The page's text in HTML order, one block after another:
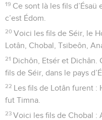
19 Ce sont là les fils d’Ésaü
c’est Édom.
20 Voici les fils de Séir, le
Lotân, Chobal, Tsibeôn,
21 Dichôn, Etsér et Dichân.
fils de Séir, dans le pays
22 Les fils de Lotân furent :
fut Timna.
23 Voici les fils de Chobal :